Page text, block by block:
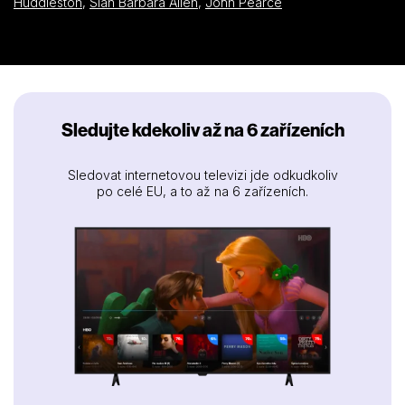
Sledujte kdekoliv až na 6 zařízeních
Sledovat internetovou televizi jde odkudkoliv
po celé EU, a to až na 6 zařízeních.